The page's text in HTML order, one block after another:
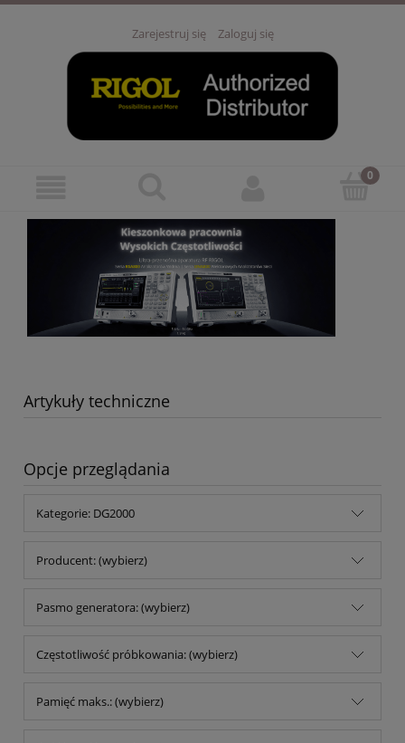
Zarejestruj się Zaloguj się
Artykuły techniczne
Opcje przeglądania
Kategorie: DG2000
Producent: (wybierz)
Pasmo generatora: (wybierz)
Częstotliwość próbkowania: (wybierz)
Pamięć maks.: (wybierz)